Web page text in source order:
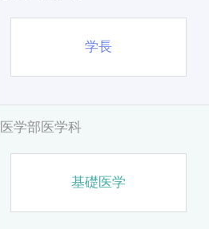
学長
医学部医学科
基礎医学